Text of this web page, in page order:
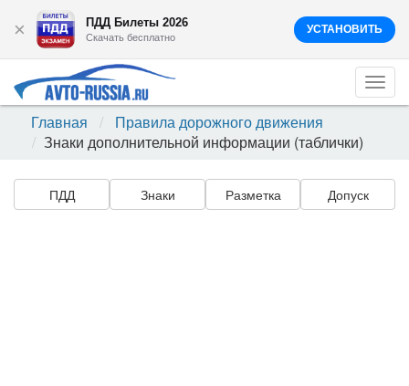
× ПДД Билеты 2026
Скачать бесплатно
УСТАНОВИТЬ
Главная
Правила дорожного движения
Знаки дополнительной информации (таблички)
ПДД Знаки Разметка Допуск